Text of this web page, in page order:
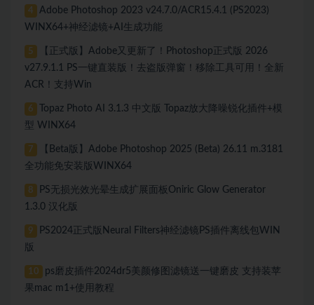
4
Adobe Photoshop 2023 v24.7.0/ACR15.4.1 (PS2023)
WINX64+神经滤镜+AI生成功能
5
【正式版】Adobe又更新了！Photoshop正式版 2026
v27.9.1.1 PS一键直装版！去盗版弹窗！移除工具可用！全新
ACR！支持Win
6
Topaz Photo AI 3.1.3 中文版 Topaz放大降噪锐化插件+模
型 WINX64
7
【Beta版】Adobe Photoshop 2025 (Beta) 26.11 m.3181
全功能免安装版WINX64
8
PS无损光效光晕生成扩展面板Oniric Glow Generator
1.3.0 汉化版
9
PS2024正式版Neural Filters神经滤镜PS插件离线包WIN
版
10
ps磨皮插件2024dr5美颜修图滤镜送一键磨皮 支持装苹
果mac m1+使用教程